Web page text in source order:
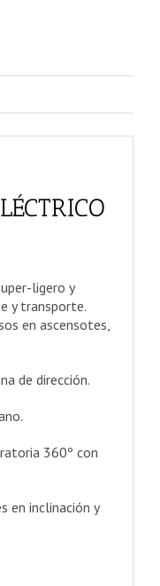
ligero y
y transporte.
en ascensotes,
de dirección.
360º con
en inclinación y